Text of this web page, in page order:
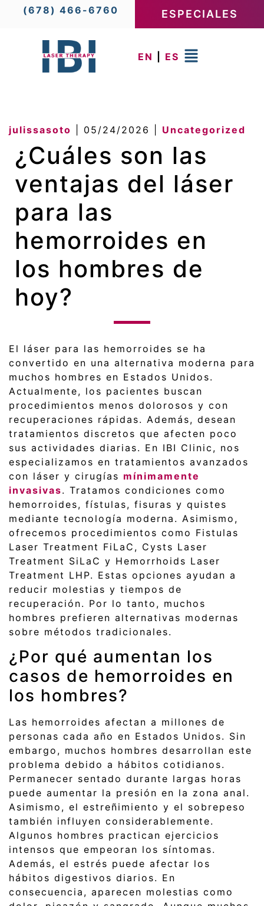
(678) 466-6760 ESPECIALES
EN ES
julissasoto 05/24/2026 Uncategorized
¿Cuáles son las
ventajas del láser
para las
hemorroides en
los hombres de
hoy?
El láser para las hemorroides se ha
convertido en una alternativa moderna para
muchos hombres en Estados Unidos.
Actualmente, los pacientes buscan
procedimientos menos dolorosos y con
recuperaciones rápidas. Además, desean
tratamientos discretos que afecten poco
sus actividades diarias. En IBI Clinic, nos
especializamos en tratamientos avanzados
con láser y cirugías mínimamente
invasivas. Tratamos condiciones como
hemorroides, fístulas, fisuras y quistes
mediante tecnología moderna. Asimismo,
ofrecemos procedimientos como Fistulas
Laser Treatment FiLaC, Cysts Laser
Treatment SiLaC y Hemorrhoids Laser
Treatment LHP. Estas opciones ayudan a
reducir molestias y tiempos de
recuperación. Por lo tanto, muchos
hombres prefieren alternativas modernas
sobre métodos tradicionales.
¿Por qué aumentan los
casos de hemorroides en
los hombres?
Las hemorroides afectan a millones de
personas cada año en Estados Unidos. Sin
embargo, muchos hombres desarrollan este
problema debido a hábitos cotidianos.
Permanecer sentado durante largas horas
puede aumentar la presión en la zona anal.
Asimismo, el estreñimiento y el sobrepeso
también influyen considerablemente.
Algunos hombres practican ejercicios
intensos que empeoran los síntomas.
Además, el estrés puede afectar los
hábitos digestivos diarios. En
consecuencia, aparecen molestias como